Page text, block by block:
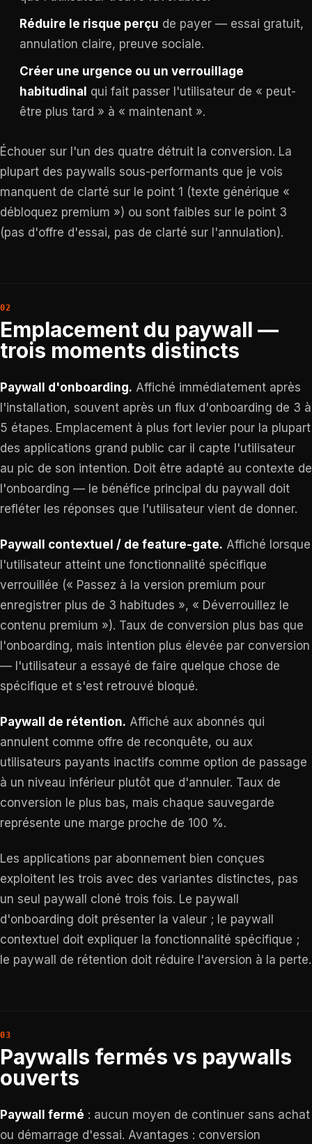
Réduire le risque perçu de payer — essai gratuit,
annulation claire, preuve sociale.
Créer une urgence ou un verrouillage
habitudinal qui fait passer l'utilisateur de « peut-
être plus tard » à « maintenant ».
Échouer sur l'un des quatre détruit la conversion. La
plupart des paywalls sous-performants que je vois
manquent de clarté sur le point 1 (texte générique «
débloquez premium ») ou sont faibles sur le point 3
(pas d'offre d'essai, pas de clarté sur l'annulation).
Emplacement du paywall —
trois moments distincts
Paywall d'onboarding. Affiché immédiatement après
l'installation, souvent après un flux d'onboarding de 3 à
5 étapes. Emplacement à plus fort levier pour la plupart
des applications grand public car il capte l'utilisateur
au pic de son intention. Doit être adapté au contexte de
l'onboarding — le bénéfice principal du paywall doit
refléter les réponses que l'utilisateur vient de donner.
Paywall contextuel / de feature-gate. Affiché lorsque
l'utilisateur atteint une fonctionnalité spécifique
verrouillée (« Passez à la version premium pour
enregistrer plus de 3 habitudes », « Déverrouillez le
contenu premium »). Taux de conversion plus bas que
l'onboarding, mais intention plus élevée par conversion
— l'utilisateur a essayé de faire quelque chose de
spécifique et s'est retrouvé bloqué.
Paywall de rétention. Affiché aux abonnés qui
annulent comme offre de reconquête, ou aux
utilisateurs payants inactifs comme option de passage
à un niveau inférieur plutôt que d'annuler. Taux de
conversion le plus bas, mais chaque sauvegarde
représente une marge proche de 100 %.
Les applications par abonnement bien conçues
exploitent les trois avec des variantes distinctes, pas
un seul paywall cloné trois fois. Le paywall
d'onboarding doit présenter la valeur ; le paywall
contextuel doit expliquer la fonctionnalité spécifique ;
le paywall de rétention doit réduire l'aversion à la perte.
Paywalls fermés vs paywalls
ouverts
Paywall fermé : aucun moyen de continuer sans achat
ou démarrage d'essai. Avantages : conversion